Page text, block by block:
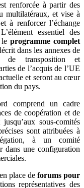
renforcée à partir des
multilatéraux, et vise à
à renforcer l’échange
essentiel des
programme complet
dans les annexes de
de transposition et
de l’acquis de l’UE
et seront au cœur
du pays.
comprend un cadre
de coopération et de
sous-comités
sont attribuées à
à un comité
dans une configuration
place de forums pour
représentatives des